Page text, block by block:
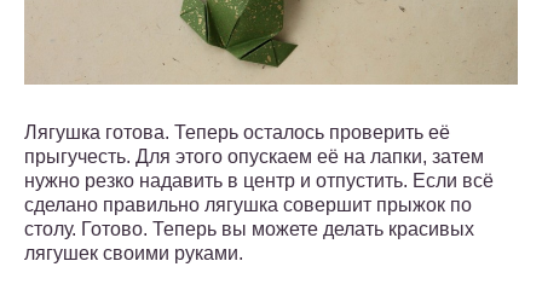
Лягушка готова. Теперь осталось проверить её
прыгучесть. Для этого опускаем её на лапки, затем
нужно резко надавить в центр и отпустить. Если всё
сделано правильно лягушка совершит прыжок по
столу. Готово. Теперь вы можете делать красивых
лягушек своими руками.